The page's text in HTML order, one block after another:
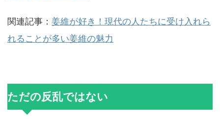
関連記事： 姜維が好き！現代の人たちに受け入れら
れることが多い姜維の魅力
ただの反乱ではない